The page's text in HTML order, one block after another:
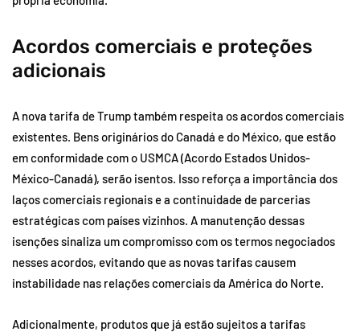
Acordos comerciais e proteções
adicionais
A nova tarifa de Trump também respeita os acordos comerciais
existentes. Bens originários do Canadá e do México, que estão
em conformidade com o USMCA (Acordo Estados Unidos-
México-Canadá), serão isentos. Isso reforça a importância dos
laços comerciais regionais e a continuidade de parcerias
estratégicas com países vizinhos. A manutenção dessas
isenções sinaliza um compromisso com os termos negociados
nesses acordos, evitando que as novas tarifas causem
instabilidade nas relações comerciais da América do Norte.
Adicionalmente, produtos que já estão sujeitos a tarifas